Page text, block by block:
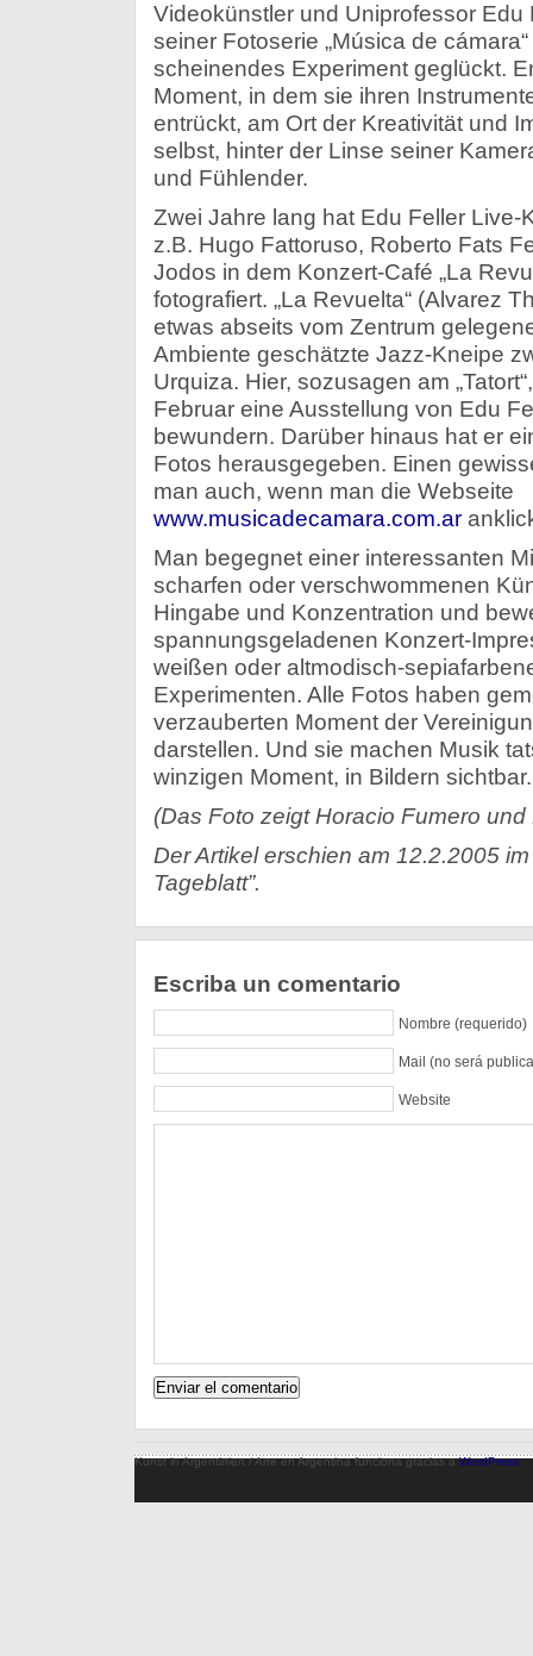
Videokünstler und Uniprofessor Edu
seiner Fotoserie „Música de
scheinendes Experiment geglückt.
Moment, in dem sie ihren
entrückt, am Ort der Kreativität und
selbst, hinter der Linse seiner
und Fühlender.
Zwei Jahre lang hat Edu Feller Live-
z.B. Hugo Fattoruso, Roberto Fats
Jodos in dem Konzert-Café „La
fotografiert. „La Revuelta“ (Alvarez
etwas abseits vom Zentrum
Ambiente geschätzte Jazz-Kneipe
Urquiza. Hier, sozusagen am
Februar eine Ausstellung von Edu
bewundern. Darüber hinaus hat er
Fotos herausgegeben. Einen
man auch, wenn man die Webseite
www.musicadecamara.com.ar
Man begegnet einer interessanten
scharfen oder verschwommenen
Hingabe und Konzentration und
spannungsgeladenen Konzert-
weißen oder altmodisch-
Experimenten. Alle Fotos haben
verzauberten Moment der
darstellen. Und sie machen Musik
winzigen Moment, in Bildern sichtbar.
(Das Foto zeigt Horacio Fumero und
Der Artikel erschien am 12.2.2005
Tageblatt”.
Escriba un comentario
Nombre (requerido)
Mail (no será
Website
Kunst in Argentinien / Arte en Argentina funciona gracias aWordPress